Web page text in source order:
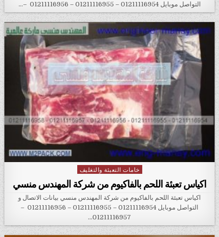
التواصل موبايل 01211116954 – 01211116955 – 01211116956 –…
Posted in
خامات التعبئة والتغليف
اكياس تعبئة اللحم بالفاكيوم من شركة المهندس منسي
اكياس تعبئة اللحم بالفاكيوم من شركة المهندس منسي بيانات الاتصال و
التواصل موبايل 01211116954 – 01211116955 – 01211116956 –
01211116957…